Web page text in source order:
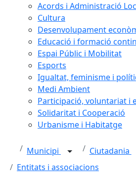
Acords i Administració
Cultura
Desenvolupament
Educació i formació
Espai Públic i Mobilitat
Esports
Igualtat, feminisme i
Medi Ambient
Participació, voluntariat i
Solidaritat i Cooperació
Urbanisme i Habitatge
Municipi
Ciutadania
Entitats i associacions